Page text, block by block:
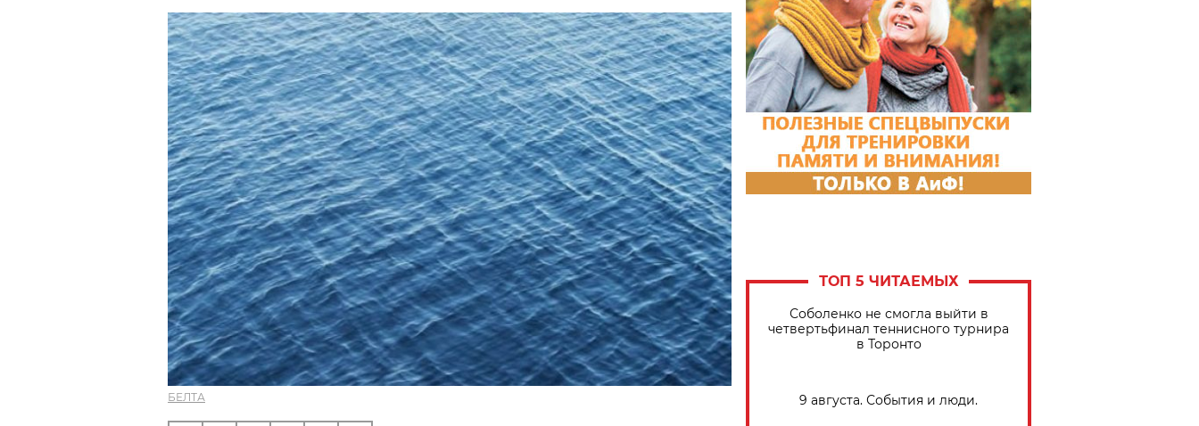
БЕЛТА
ТОП 5 ЧИТАЕМЫХ
Соболенко не смогла выйти в
четвертьфинал теннисного турнира
в Торонто
9 августа. События и люди.